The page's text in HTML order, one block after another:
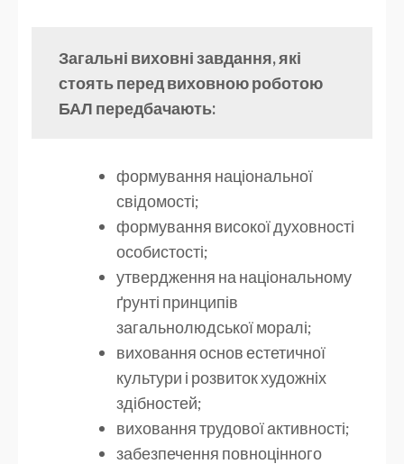
Загальні виховні завдання, які
стоять перед виховною роботою
БАЛ передбачають:
формування національної
свідомості;
формування високої духовності
особистості;
утвердження на національному
ґрунті принципів
загальнолюдської моралі;
виховання основ естетичної
культури і розвиток художніх
здібностей;
виховання трудової активності;
забезпечення повноцінного